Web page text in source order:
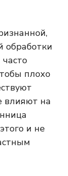
обработки
плохо
влияют на
и не